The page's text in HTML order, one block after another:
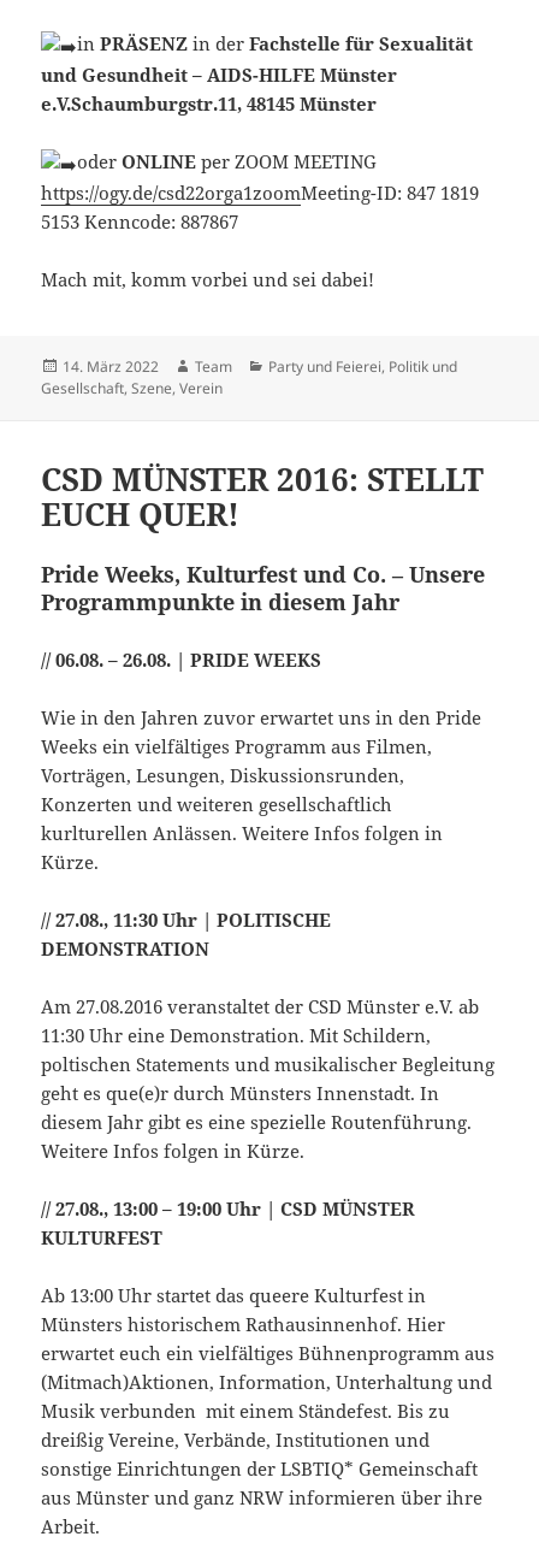
inPRÄSENZ in derFachstelle für Sexualität
und Gesundheit – AIDS-HILFE Münster
e.V.Schaumburgstr.11, 48145 Münster
oderONLINE per ZOOM MEETING
https://ogy.de/csd22orga1zoomMeeting-ID: 847 1819
5153 Kenncode: 887867
Mach mit, komm vorbei und sei dabei!
Veröffentlicht
am
14. März 2022 Autor
Team Kategorien
Party und Feierei, Politik und
Gesellschaft,Szene,Verein
CSD MÜNSTER 2016: STELLT
EUCH QUER!
Pride Weeks, Kulturfest und Co. – Unsere
Programmpunkte in diesem Jahr
// 06.08. – 26.08. | PRIDE WEEKS
Wie in den Jahren zuvor erwartet uns in den Pride
Weeks ein vielfältiges Programm aus Filmen,
Vorträgen, Lesungen, Diskussionsrunden,
Konzerten und weiteren gesellschaftlich
kurlturellen Anlässen. Weitere Infos folgen in
Kürze.
// 27.08., 11:30 Uhr | POLITISCHE
DEMONSTRATION
Am 27.08.2016 veranstaltet der CSD Münster e.V. ab
11:30 Uhr eine Demonstration. Mit Schildern,
poltischen Statements und musikalischer Begleitung
geht es que(e)r durch Münsters Innenstadt. In
diesem Jahr gibt es eine spezielle Routenführung.
Weitere Infos folgen in Kürze.
// 27.08., 13:00 – 19:00 Uhr | CSD MÜNSTER
KULTURFEST
Ab 13:00 Uhr startet das queere Kulturfest in
Münsters historischem Rathausinnenhof. Hier
erwartet euch ein vielfältiges Bühnenprogramm aus
(Mitmach)Aktionen, Information, Unterhaltung und
Musik verbunden mit einem Ständefest. Bis zu
dreißig Vereine, Verbände, Institutionen und
sonstige Einrichtungen der LSBTIQ* Gemeinschaft
aus Münster und ganz NRW informieren über ihre
Arbeit.